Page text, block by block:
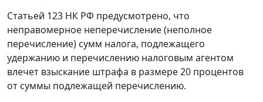
Статьей 123 НК РФ предусмотрено, что
неправомерное неперечисление (неполное
перечисление) сумм налога, подлежащего
удержанию и перечислению налоговым агентом
влечет взыскание штрафа в размере 20 процентов
от суммы подлежащей перечислению.